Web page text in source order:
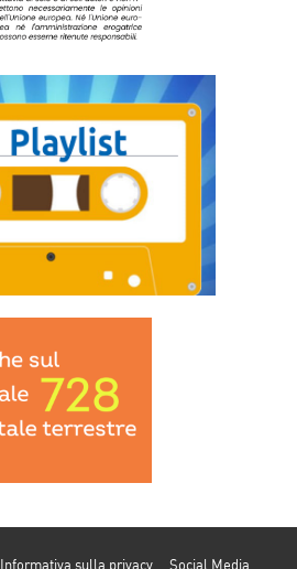
Informativa sulla privacy Social Media